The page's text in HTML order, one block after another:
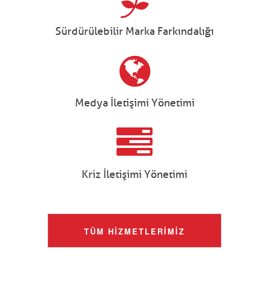
Sürdürülebilir Marka Farkındalığı
Medya İletişimi Yönetimi
Kriz İletişimi Yönetimi
TÜM HİZMETLERİMİZ